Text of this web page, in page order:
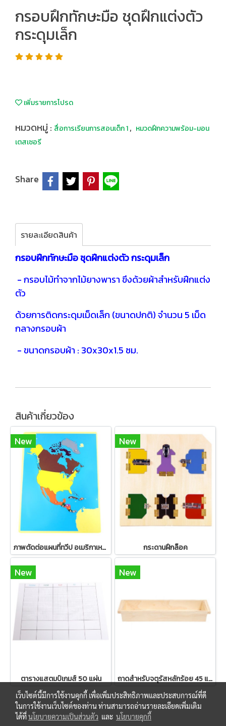
กรอบฝึกทักษะมือ ชุดฝึกแต่งตัว
กระดุมเล็ก
เพิ่มรายการโปรด
หมวดหมู่ : สื่อการเรียนการสอนเด็ก 1, หมวดฝึกความพร้อม-มอน
เตสเซอรี
Share
รายละเอียดสินค้า
กรอบฝึกทักษะมือ ชุดฝึกแต่งตัว กระดุมเล็ก
- กรอบไม้ทำจากไม้ยางพารา ขึงด้วยผ้าสำหรับฝึกแต่ง
ตัว
ด้วยการติดกระดุมเม็ดเล็ก (ขนาดปกติ) จำนวน 5 เม็ด
กลางกรอบผ้า
- ขนาดกรอบผ้า : 30x30x1.5 ซม.
สินค้าเกี่ยวข้อง
New
ภาพตัดต่อแผนที่ทวีป อเมริกาเหนือ
New
กระดานฝึกล็อค
New
ตารางแสตมป์เกมส์ 50 แผ่น
New
ถาดสำหรับจตุรัสหลักร้อย 45 แผ่น
เว็บไซต์นี้มีการใช้งานคุกกี้ เพื่อเพิ่มประสิทธิภาพและประสบการณ์ที่ดี
ในการใช้งานเว็บไซต์ของท่าน ท่านสามารถอ่านรายละเอียดเพิ่มเติม
ได้ที่นโยบายความเป็นส่วนตัว และ นโยบายคุกกี้